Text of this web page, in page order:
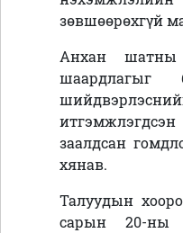
зөвшөөрөхгүй
Анхан шатны
заалдсан
хянав.
Талуудын
сарын 20-ны